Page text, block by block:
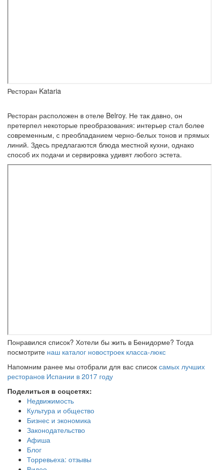
Ресторан Kataria
Ресторан расположен в отеле Belroy. Не так давно, он
претерпел некоторые преобразования: интерьер стал более
современным, с преобладанием черно-белых тонов и прямых
линий. Здесь предлагаются блюда местной кухни, однако
способ их подачи и сервировка удивят любого эстета.
Понравился список? Хотели бы жить в Бенидорме? Тогда
посмотрите наш каталог новостроек класса-люкс
Напомним ранее мы отобрали для вас список самых лучших
ресторанов Испании в 2017 году
Поделиться в соцсетях:
Недвижимость
Культура и общество
Бизнес и экономика
Законодательство
Афиша
Блог
Торревьеха: отзывы